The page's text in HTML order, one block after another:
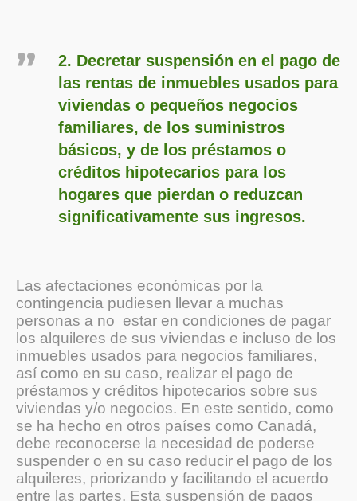
2. Decretar suspensión en el pago de
las rentas de inmuebles usados para
viviendas o pequeños negocios
familiares, de los suministros
básicos, y de los préstamos o
créditos hipotecarios para los
hogares que pierdan o reduzcan
significativamente sus ingresos.
Las afectaciones económicas por la
contingencia pudiesen llevar a muchas
personas a no estar en condiciones de pagar
los alquileres de sus viviendas e incluso de los
inmuebles usados para negocios familiares,
así como en su caso, realizar el pago de
préstamos y créditos hipotecarios sobre sus
viviendas y/o negocios. En este sentido, como
se ha hecho en otros países como Canadá,
debe reconocerse la necesidad de poderse
suspender o en su caso reducir el pago de los
alquileres, priorizando y facilitando el acuerdo
entre las partes. Esta suspensión de pagos